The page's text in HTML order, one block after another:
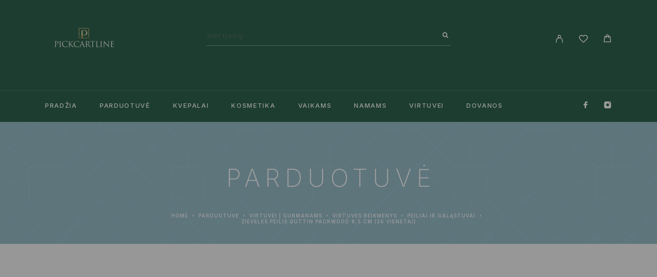
PRADŽIA PARDUOTUVĖ KVEPALAI KOSMETIKA VAIKAMS NAMAMS VIRTUVEI DOVANOS
PARDUOTUVĖ
HOME PARDUOTUVĖ VIRTUVEI | GURMANAMS VIRTUVĖS REIKMENYS
PEILIAI IR GALĄSTUVAI
ŽIEVELĖS PEILIS QUTTIN PACKWOOD 8,5 CM (36 VIENETAI)